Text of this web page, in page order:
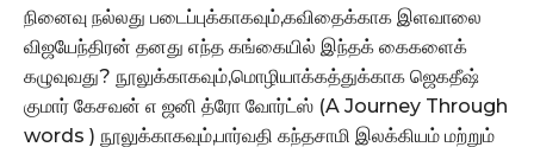
நினைவு நல்லது படைப்புக்காகவும்,கவிதைக்காக இளவாலை
விஜயேந்திரன் தனது எந்த கங்கையில் இந்தக் கைகளைக்
கழுவுவது? நூலுக்காகவும்,மொழியாக்கத்துக்காக ஜெகதீஷ்
குமார் கேசவன் எ ஜனி த்ரோ வோர்ட்ஸ் (A Journey Through
words ) நூலுக்காகவும்,பார்வதி கந்தசாமி இலக்கியம் மற்றும்